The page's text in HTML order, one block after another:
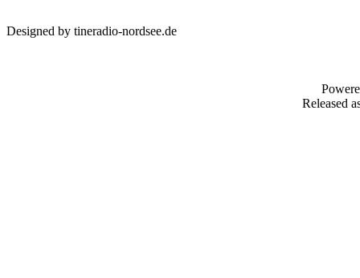
Designed by tineradio-nordsee.de
Released